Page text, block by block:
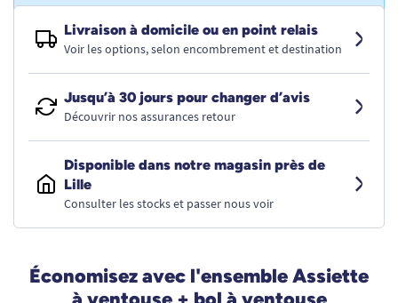
Livraison à domicile ou en point relais
Voir les options, selon encombrement et destination
Jusqu’à 30 jours pour changer d’avis
Découvrir nos assurances retour
Disponible dans notre magasin près de
Lille
Consulter les stocks et passer nous voir
Économisez avec l'ensemble Assiette